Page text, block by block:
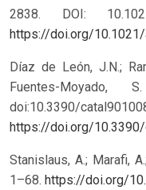
2838. DOI:
https://doi.org/
Díaz de León, J.N.;
Fuentes-
https://doi.org/
Stanislaus, A.; Marafi,
1–68. https://doi.org/